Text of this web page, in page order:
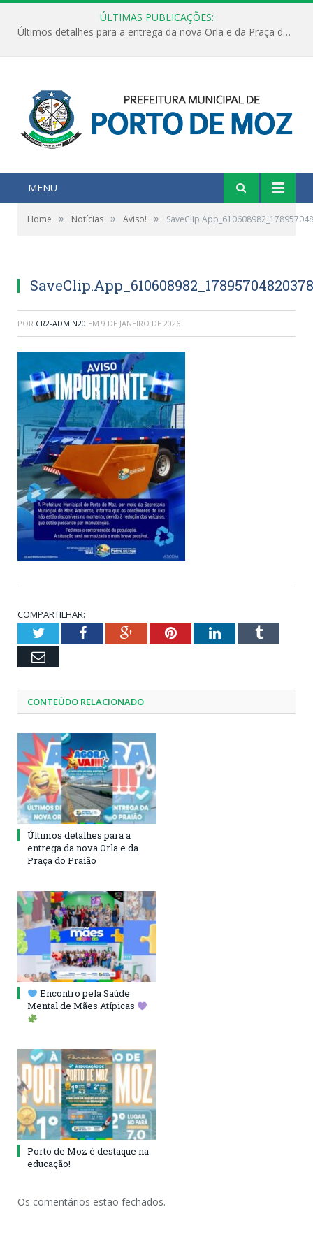
ÚLTIMAS PUBLICAÇÕES:
Últimos detalhes para a entrega da nova Orla e da Praça do Praião
MENU
Home » Notícias » Aviso! »
POR CR2-ADMIN20 EM 9 DE JANEIRO DE 2026
COMPARTILHAR:
TwitterFacebookGoogle+PinterestLinkedInTumblr
Email
CONTEÚDO RELACIONADO
Últimos detalhes para a
entrega da nova Orla e da
Praça do Praião
Encontro pela Saúde
Mental de Mães Atípicas
Porto de Moz é destaque na
educação!
Os comentários estão fechados.